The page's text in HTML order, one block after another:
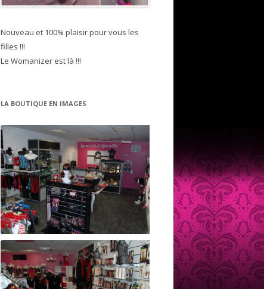
Nouveau et 100% plaisir pour vous les
filles !!!
Le Womanizer est là !!!
LA BOUTIQUE EN IMAGES